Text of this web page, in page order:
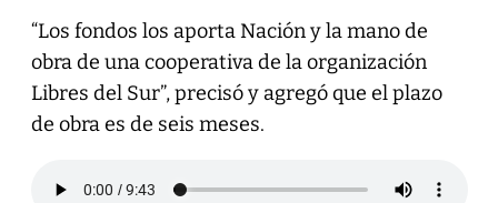
“Los fondos los aporta Nación y la mano de
obra de una cooperativa de la organización
Libres del Sur”, precisó y agregó que el plazo
de obra es de seis meses.